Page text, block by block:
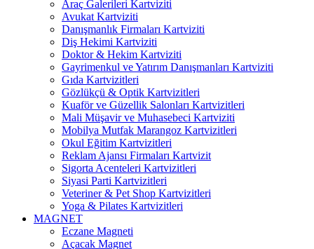
Araç Galerileri Kartviziti
Avukat Kartviziti
Danışmanlık Firmaları Kartviziti
Diş Hekimi Kartviziti
Doktor & Hekim Kartviziti
Gayrimenkul ve Yatırım Danışmanları Kartviziti
Gıda Kartvizitleri
Gözlükçü & Optik Kartvizitleri
Kuaför ve Güzellik Salonları Kartvizitleri
Mali Müşavir ve Muhasebeci Kartviziti
Mobilya Mutfak Marangoz Kartvizitleri
Okul Eğitim Kartvizitleri
Reklam Ajansı Firmaları Kartvizit
Sigorta Acenteleri Kartvizitleri
Siyasi Parti Kartvizitleri
Veteriner & Pet Shop Kartvizitleri
Yoga & Pilates Kartvizitleri
MAGNET
Eczane Magneti
Açacak Magnet